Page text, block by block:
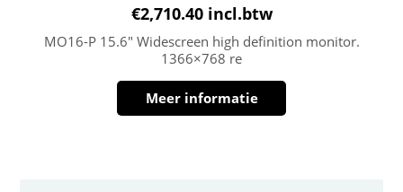
€2,710.40 incl.btw
MO16-P 15.6″ Widescreen high definition monitor.
1366×768 re
Meer informatie